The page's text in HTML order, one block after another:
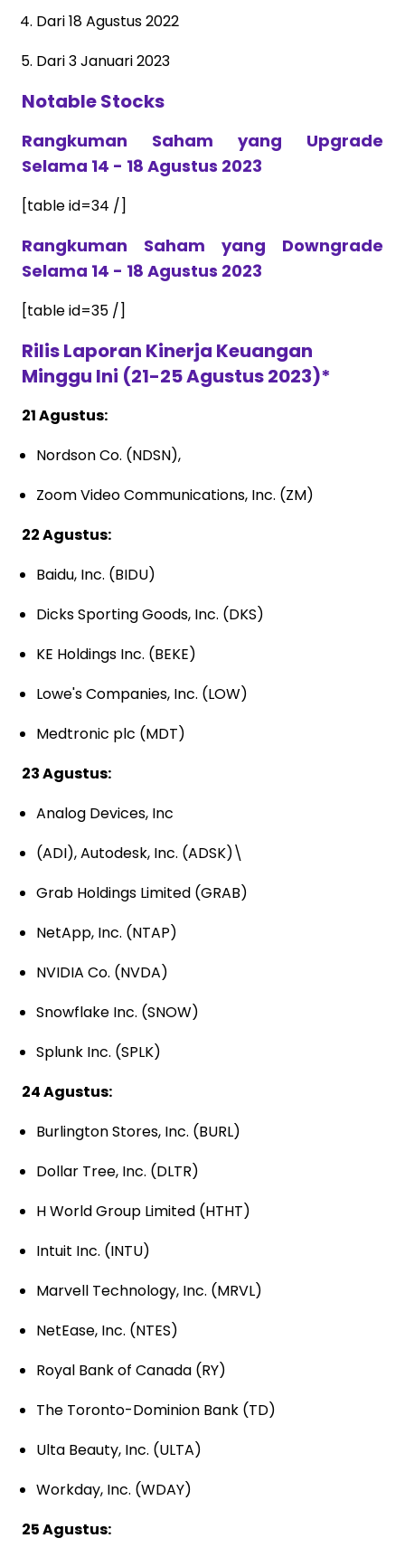
Dari 18 Agustus 2022
Dari 3 Januari 2023
Notable Stocks
Rangkuman Saham yang Upgrade
Selama 14 - 18 Agustus 2023
[table id=34 /]
Rangkuman Saham yang Downgrade
Selama 14 - 18 Agustus 2023
[table id=35 /]
Rilis Laporan Kinerja Keuangan
Minggu Ini (21-25 Agustus 2023)*
21 Agustus:
Nordson Co. (NDSN),
Zoom Video Communications, Inc. (ZM)
22 Agustus:
Baidu, Inc. (BIDU)
Dicks Sporting Goods, Inc. (DKS)
KE Holdings Inc. (BEKE)
Lowe's Companies, Inc. (LOW)
Medtronic plc (MDT)
23 Agustus:
Analog Devices, Inc
(ADI), Autodesk, Inc. (ADSK)\
Grab Holdings Limited (GRAB)
NetApp, Inc. (NTAP)
NVIDIA Co. (NVDA)
Snowflake Inc. (SNOW)
Splunk Inc. (SPLK)
24 Agustus:
Burlington Stores, Inc. (BURL)
Dollar Tree, Inc. (DLTR)
H World Group Limited (HTHT)
Intuit Inc. (INTU)
Marvell Technology, Inc. (MRVL)
NetEase, Inc. (NTES)
Royal Bank of Canada (RY)
The Toronto-Dominion Bank (TD)
Ulta Beauty, Inc. (ULTA)
Workday, Inc. (WDAY)
25 Agustus: